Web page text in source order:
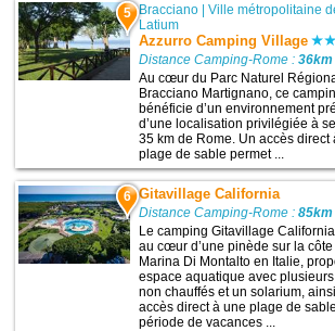
5 Bracciano |Ville métropolitaine
Latium
Azzurro Camping Village
Distance Camping-Rome :36km
Au cœur du Parc Naturel
Bracciano Martignano, ce
bénéficie d’un environnement
d’une localisation privilégiée à
35 km de Rome. Un accès direct
plage de sable permet ...
6 Gitavillage California
Distance Camping-Rome :85km
Le camping Gitavillage
au cœur d’une pinède sur la côte
Marina Di Montalto en Italie,
espace aquatique avec
non chauffés et un solarium,
accès direct à une plage de
période de vacances ...